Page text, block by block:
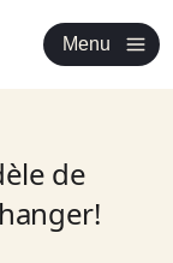
Menu
de